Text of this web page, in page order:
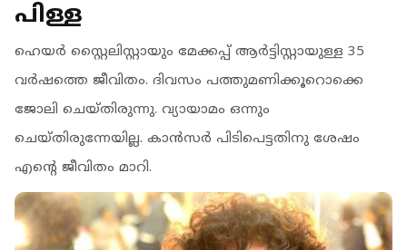
പിള്ള
ഹെയർ സ്റ്റൈലിസ്റ്റായും മേക്കപ്പ് ആർട്ടിസ്റ്റായുള്ള 35
വർഷത്തെ ജീവിതം. ദിവസം പത്തുമണിക്കൂറൊക്കെ
ജോലി ചെയ്തിരുന്നു. വ്യായാമം ഒന്നും
ചെയ്തിരുന്നേയില്ല. കാൻസർ പിടിപെട്ടതിനു ശേഷം
എന്റെ ജീവിതം മാറി.